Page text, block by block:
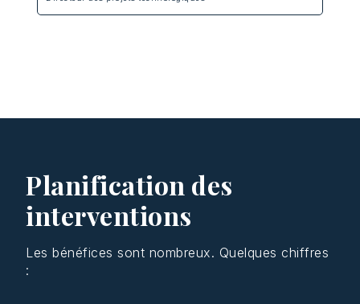
Planification des
interventions
Les bénéfices sont nombreux. Quelques chiffres
: